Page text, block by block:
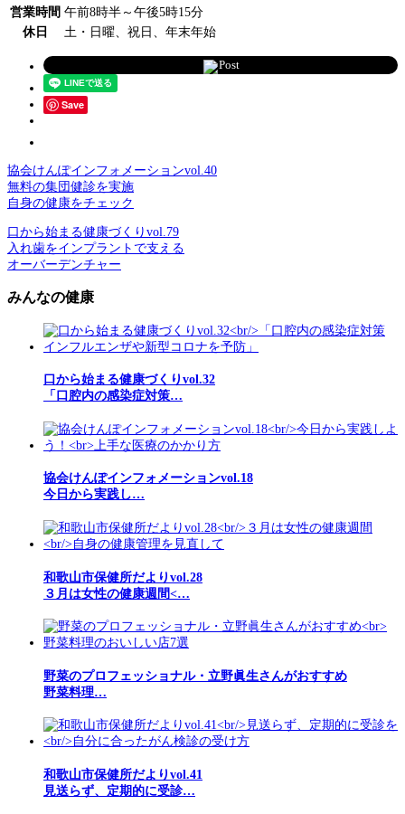
営業時間 午前8時半～午後5時15分
休日
土・日曜、祝日、年末年始
Post
Save
協会けんぽインフォメーションvol.40
無料の集団健診を実施
自身の健康をチェック
口から始まる健康づくりvol.79
入れ歯をインプラントで支える
オーバーデンチャー
みんなの健康
口から始まる健康づくりvol.32
「口腔内の感染症対策…
協会けんぽインフォメーションvol.18
今日から実践し…
和歌山市保健所だよりvol.28
３月は女性の健康週間<…
野菜のプロフェッショナル・立野眞生さんがおすすめ
野菜料理…
和歌山市保健所だよりvol.41
見送らず、定期的に受診…